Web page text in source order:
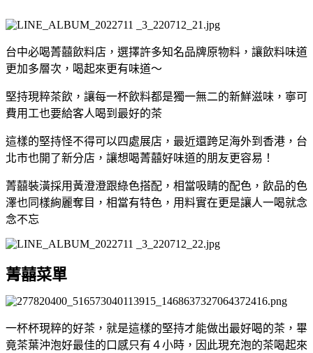
台中必喝菁囍飲料店，選擇許多知名品牌原物料，讓飲料味道
更加多層次，喝起來更有味道～
堅持現粹茶飲，讓每一杯飲料都是獨一無二的新鮮滋味，寧可
費用工也要給客人喝到最好的茶
這樣的堅持怪不得可以四處展店，最近還跨足海外到香港，台
北市也開了新分店，讓想喝菁囍好味道的朋友更容易！
菁囍裝潢採用黃澄澄跟綠色搭配，相當吸睛的配色，飲品的色
澤也同樣絢麗奪目，相當有特色，用料實在更是讓人一喝就念
念不忘
菁囍菜單
一杯杯現粹的好茶，就是這樣的堅持才能做出最好喝的茶，畢
竟茶葉沖泡好最佳的口感只有４小時，因此現充泡的茶喝起來